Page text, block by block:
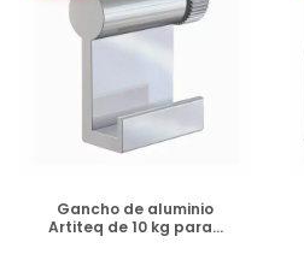
DISPONIBLE
Gancho de aluminio
Artiteq de 10 kg para...